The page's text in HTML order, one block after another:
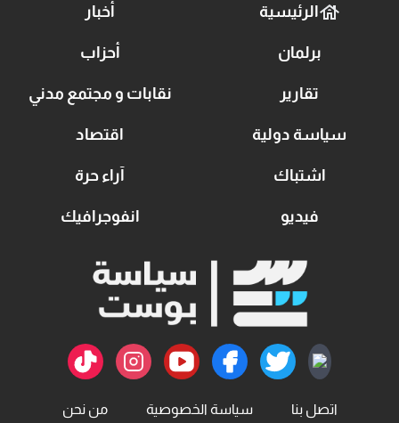
الرئيسية أخبار
برلمان أحزاب
تقارير نقابات و مجتمع مدني
سياسة دولية اقتصاد
اشتباك آراء حرة
فيديو انفوجرافيك
اتصل بنا سياسة الخصوصية من نحن